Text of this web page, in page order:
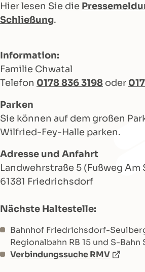
Hier lesen Sie die
Schließung.
Information:
Familie Chwatal
Telefon 0178 836 3198 oder
Parken
Sie können auf dem großen
Wilfried-Fey-Halle parken.
Adresse und Anfahrt
Landwehrstraße 5 (Fußweg
61381 Friedrichsdorf
Nächste Haltestelle:
Bahnhof Friedrichsdorf-
Regionalbahn RB 15 und S-Bahn
Verbindungssuche RMV